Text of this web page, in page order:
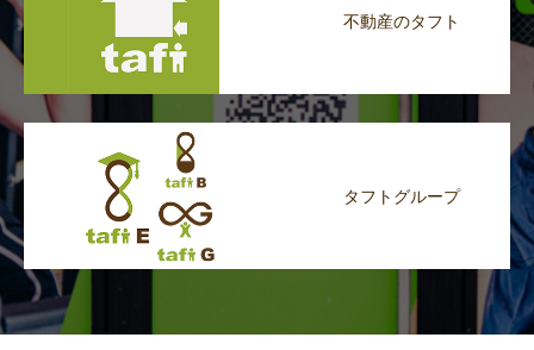
不動産のタフト
タフトグループ